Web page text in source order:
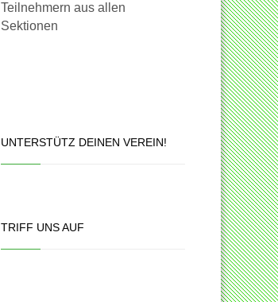
Teilnehmern aus allen
Sektionen
UNTERSTÜTZ DEINEN VEREIN!
TRIFF UNS AUF